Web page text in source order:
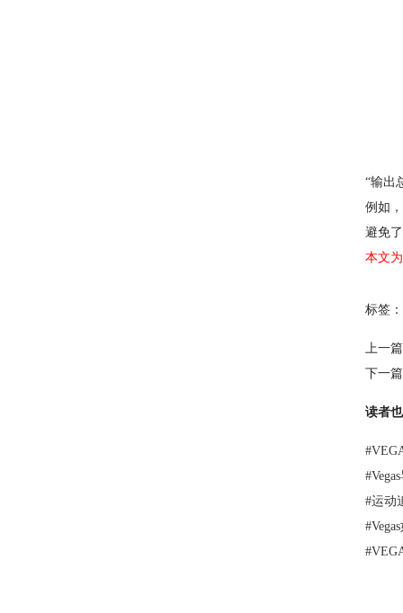
“输出
例如
避免
本文
标签：
上一篇
下一篇
读者
#
#
#运动
#
#